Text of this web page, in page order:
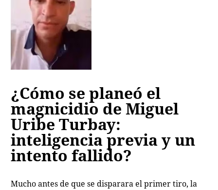
¿Cómo se planeó el
magnicidio de Miguel
Uribe Turbay:
inteligencia previa y un
intento fallido?
Mucho antes de que se disparara el primer tiro, la